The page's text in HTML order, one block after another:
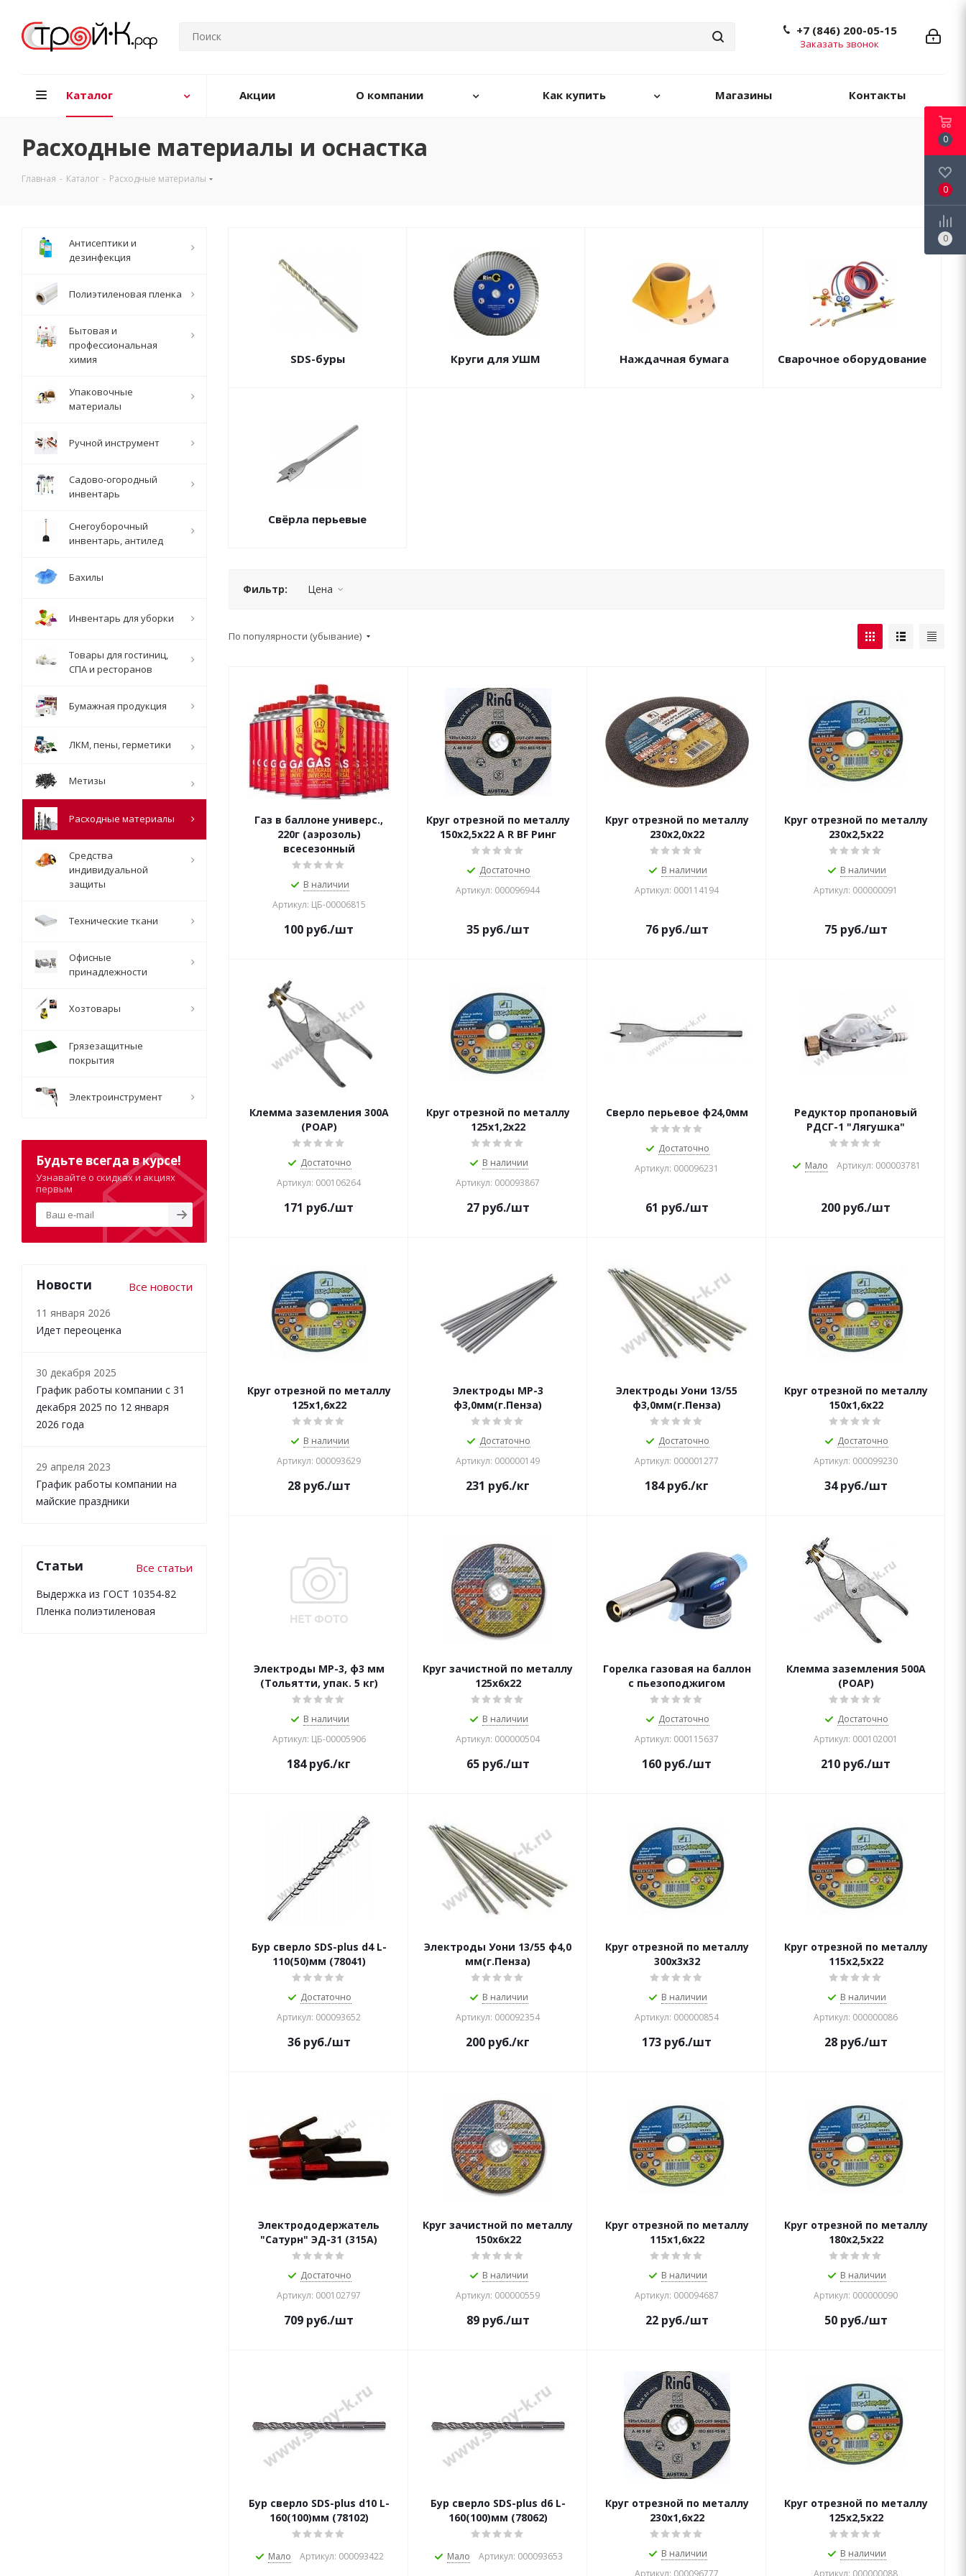
+7 (846) 200-05-15
Заказать звонок
Каталог Акции О компании Как купить Магазины Контакты
Расходные материалы и оснастка
Главная - Каталог - Расходные материалы
SDS-буры Круги для УШМ Наждачная бумага Сварочное оборудование
Свёрла перьевые
Фильтр: Цена
По популярности (убывание)
Газ в баллоне универс.,
220г (аэрозоль)
всесезонный
В наличии
Артикул: ЦБ-00006815
100 руб./шт
Круг отрезной по металлу
150х2,5х22 A R BF Ринг
Достаточно
Артикул: 000096944
35руб./шт
Круг отрезной по металлу
230х2,0х22
В наличии
Артикул: 000114194
76руб./шт
Круг отрезной по металлу
230х2,5х22
В наличии
Артикул: 000000091
75руб./шт
Клемма заземления 300А
(РОАР)
Достаточно
Артикул: 000106264
171 руб./шт
Круг отрезной по металлу
125х1,2х22
В наличии
Артикул: 000093867
27руб./шт
Сверло перьевое ф24,0мм
Достаточно
Артикул: 000096231
61 руб./шт
Редуктор пропановый
РДСГ-1 "Лягушка"
Мало Артикул: 000003781
200 руб./шт
Круг отрезной по металлу
125х1,6х22
В наличии
Артикул: 000093629
28руб./шт
Электроды МР-3
ф3,0мм(г.Пенза)
Достаточно
Артикул: 000000149
231 руб./кг
Электроды Уони 13/55
ф3,0мм(г.Пенза)
Достаточно
Артикул: 000001277
184руб./кг
Круг отрезной по металлу
150х1,6х22
Достаточно
Артикул: 000099230
34руб./шт
Электроды МР-3, ф3 мм
(Тольятти, упак. 5 кг)
В наличии
Артикул: ЦБ-00005906
184руб./кг
Круг зачистной по металлу
125х6х22
В наличии
Артикул: 000000504
65руб./шт
Горелка газовая на баллон
с пьезоподжигом
Достаточно
Артикул: 000115637
160 руб./шт
Клемма заземления 500А
(РОАР)
Достаточно
Артикул: 000102001
210 руб./шт
Бур сверло SDS-plus d4 L-
110(50)мм (78041)
Достаточно
Артикул: 000093652
36руб./шт
Электроды Уони 13/55 ф4,0
мм(г.Пенза)
В наличии
Артикул: 000092354
200 руб./кг
Круг отрезной по металлу
300х3х32
В наличии
Артикул: 000000854
173 руб./шт
Круг отрезной по металлу
115х2,5х22
В наличии
Артикул: 000000086
28руб./шт
Электрододержатель
"Сатурн" ЭД-31 (315А)
Достаточно
Артикул: 000102797
709 руб./шт
Круг зачистной по металлу
150х6х22
В наличии
Артикул: 000000559
89руб./шт
Круг отрезной по металлу
115х1,6х22
В наличии
Артикул: 000094687
22руб./шт
Круг отрезной по металлу
180х2,5х22
В наличии
Артикул: 000000090
50руб./шт
Бур сверло SDS-plus d10 L-
160(100)мм (78102)
Мало Артикул: 000093422
Бур сверло SDS-plus d6 L-
160(100)мм (78062)
Мало Артикул: 000093653
Круг отрезной по металлу
230х1,6х22
В наличии
Артикул: 000096777
Круг отрезной по металлу
125х2,5х22
В наличии
Артикул: 000000088
Антисептики и
дезинфекция
Полиэтиленовая пленка
Бытовая и
профессиональная
химия
Упаковочные
материалы
Ручной инструмент
Садово-огородный
инвентарь
Снегоуборочный
инвентарь, антилед
Бахилы
Инвентарь для уборки
Товары для гостиниц,
СПА и ресторанов
Бумажная продукция
ЛКМ, пены, герметики
Метизы
Расходные материалы
Средства
индивидуальной
защиты
Технические ткани
Офисные
принадлежности
Хозтовары
Грязезащитные
покрытия
Электроинструмент
Будьте всегда в курсе!
Узнавайте о скидках и акциях
первым
Новости Все новости
11 января 2026
Идет переоценка
30 декабря 2025
График работы компании с 31
декабря 2025 по 12 января
2026 года
29 апреля 2023
График работы компании на
майские праздники
Статьи Все статьи
Выдержка из ГОСТ 10354-82
Пленка полиэтиленовая
0
0
0